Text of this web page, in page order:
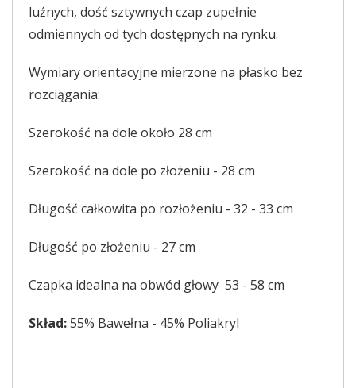
luźnych, dość sztywnych czap zupełnie
odmiennych od tych dostępnych na rynku.
Wymiary orientacyjne mierzone na płasko bez
rozciągania:
Szerokość na dole około 28 cm
Szerokość na dole po złożeniu - 28 cm
Długość całkowita po rozłożeniu - 32 - 33 cm
Długość po złożeniu - 27 cm
Czapka idealna na obwód głowy 53 - 58 cm
Skład:55% Bawełna - 45% Poliakryl